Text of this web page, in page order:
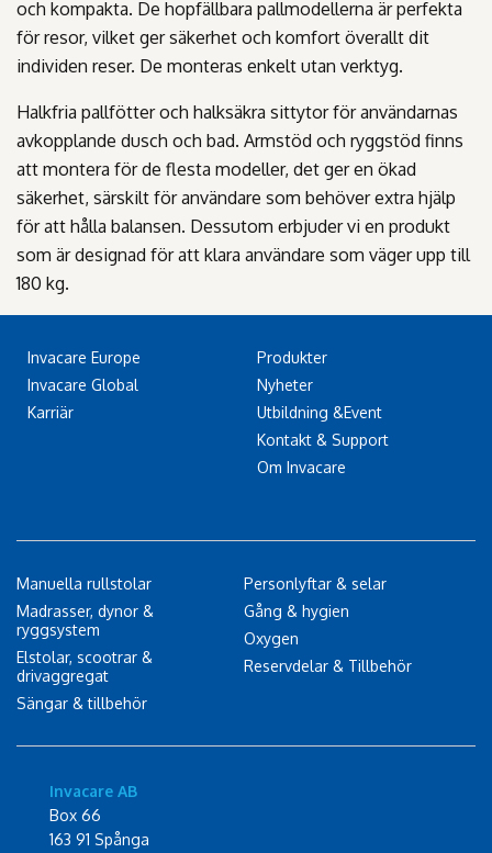
och kompakta. De hopfällbara pallmodellerna är perfekta
för resor, vilket ger säkerhet och komfort överallt dit
individen reser. De monteras enkelt utan verktyg.
Halkfria pallfötter och halksäkra sittytor för användarnas
avkopplande dusch och bad. Armstöd och ryggstöd finns
att montera för de flesta modeller, det ger en ökad
säkerhet, särskilt för användare som behöver extra hjälp
för att hålla balansen. Dessutom erbjuder vi en produkt
som är designad för att klara användare som väger upp till
180 kg.
Invacare Europe
Invacare Global
Karriär
Produkter
Nyheter
Utbildning &Event
Kontakt & Support
Om Invacare
Manuella rullstolar
Madrasser, dynor &
ryggsystem
Elstolar, scootrar &
drivaggregat
Sängar & tillbehör
Personlyftar & selar
Gång & hygien
Oxygen
Reservdelar & Tillbehör
Invacare AB
Box 66
163 91 Spånga